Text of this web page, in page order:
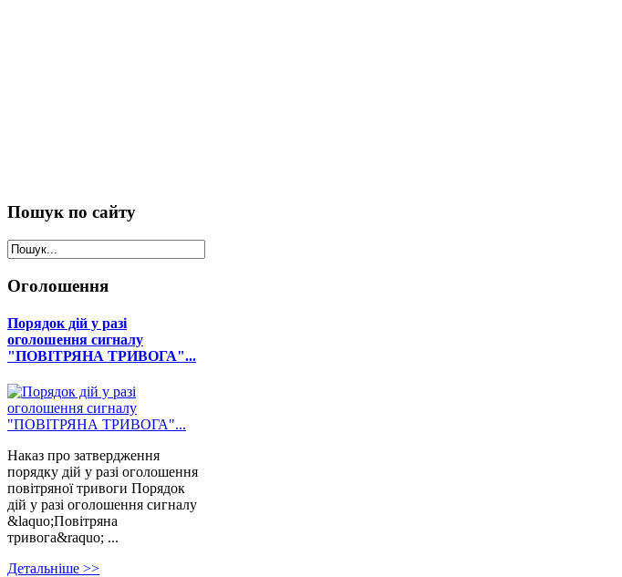
Пошук по сайту
Оголошення
Порядок дій у разі
оголошення сигналу
"ПОВІТРЯНА ТРИВОГА"...
Наказ про затвердження
порядку дій у разі оголошення
повітряної тривоги Порядок
дій у разі оголошення сигналу
&laquo;Повітряна
тривога&raquo; ...
Детальнiше >>